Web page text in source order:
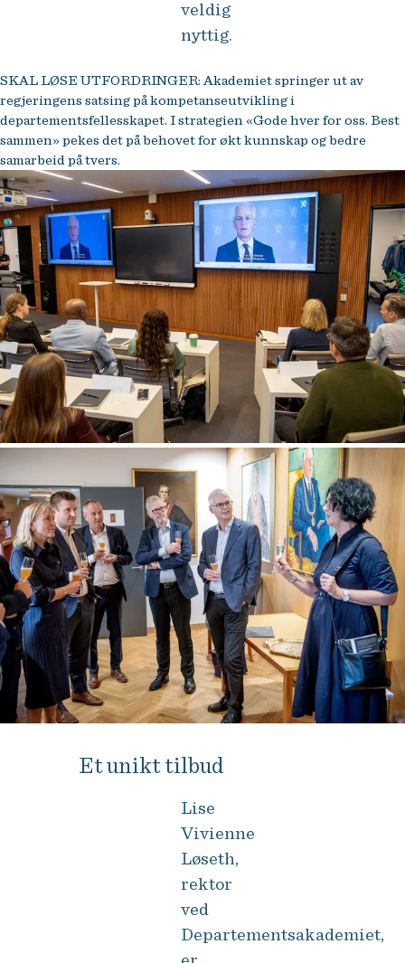
veldig
nyttig.
SKAL LØSE UTFORDRINGER: Akademiet springer ut av
regjeringens satsing på kompetanseutvikling i
departementsfellesskapet. I strategien «Gode hver for oss. Best
sammen» pekes det på behovet for økt kunnskap og bedre
samarbeid på tvers.
Et unikt tilbud
Lise
Vivienne
Løseth,
rektor
ved
Departementsakademiet,